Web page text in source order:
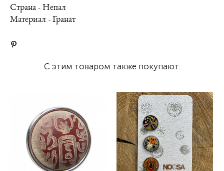
Страна - Непал
Материал - Гранат
С этим товаром также покупают: